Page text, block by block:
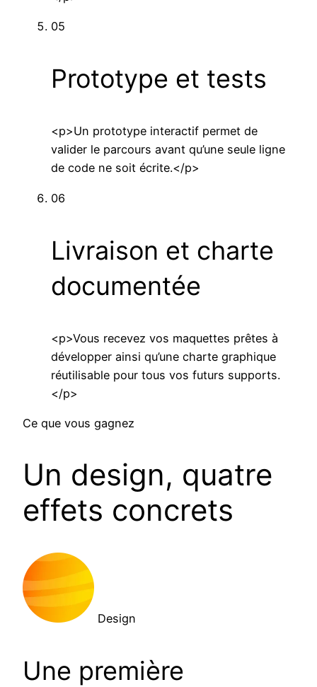
05
Prototype et tests
<p>Un prototype interactif permet de
valider le parcours avant qu’une seule ligne
de code ne soit écrite.</p>
06
Livraison et charte
documentée
<p>Vous recevez vos maquettes prêtes à
développer ainsi qu’une charte graphique
réutilisable pour tous vos futurs supports.
</p>
Ce que vous gagnez
Un design, quatre
effets concrets
Design
Une première